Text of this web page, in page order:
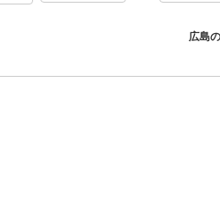
広島